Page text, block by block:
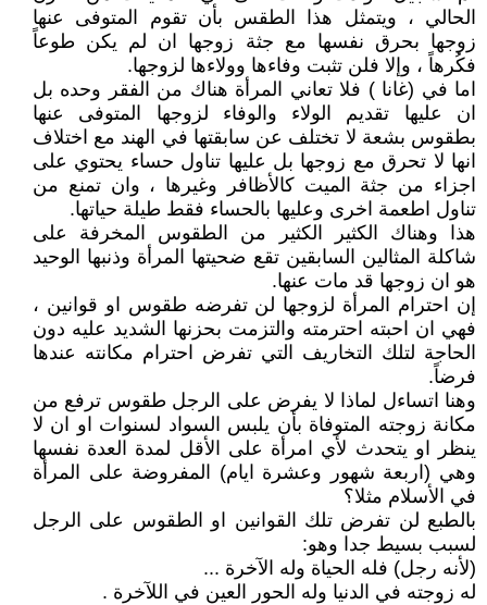
الحالي ، ويتمثل هذا الطقس بأن تقوم المتوفى عنها
زوجها بحرق نفسها مع جثة زوجها ان لم يكن طوعاً
فكُرهاً ، وإلا فلن تثبت وفاءها وولاءها لزوجها.
اما في (غانا ) فلا تعاني المرأة هناك من الفقر وحده بل
ان عليها تقديم الولاء والوفاء لزوجها المتوفى عنها
بطقوس بشعة لا تختلف عن سابقتها في الهند مع اختلاف
انها لا تحرق مع زوجها بل عليها تناول حساء يحتوي على
اجزاء من جثة الميت كالأظافر وغيرها ، وان تمنع من
تناول اطعمة اخرى وعليها بالحساء فقط طيلة حياتها.
هذا وهناك الكثير الكثير من الطقوس المخرفة على
شاكلة المثالين السابقين تقع ضحيتها المرأة وذنبها الوحيد
هو ان زوجها قد مات عنها.
إن احترام المرأة لزوجها لن تفرضه طقوس او قوانين ،
فهي ان احبته احترمته والتزمت بحزنها الشديد عليه دون
الحاجة لتلك التخاريف التي تفرض احترام مكانته عندها
فرضاً.
وهنا اتساءل لماذا لا يفرض على الرجل طقوس ترفع من
مكانة زوجته المتوفاة بأن يلبس السواد لسنوات او ان لا
ينظر او يتحدث لأي امرأة على الأقل لمدة العدة نفسها
وهي (اربعة شهور وعشرة ايام) المفروضة على المرأة
في الأسلام مثلا؟
بالطبع لن تفرض تلك القوانين او الطقوس على الرجل
لسبب بسيط جدا وهو:
(لأنه رجل) فله الحياة وله الآخرة ...
له زوجته في الدنيا وله الحور العين في اللآخرة .